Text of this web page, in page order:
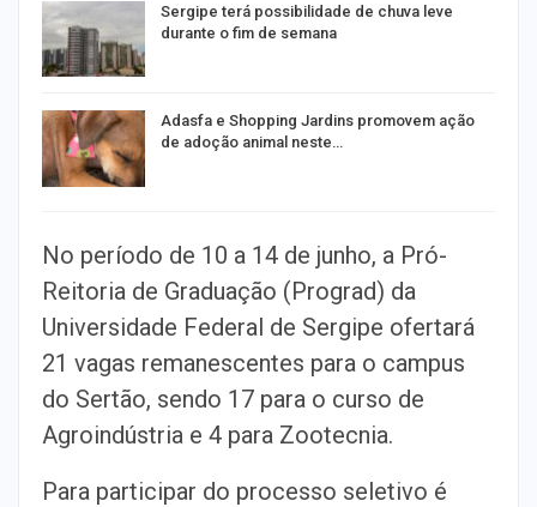
Sergipe terá possibilidade de chuva leve
durante o fim de semana
Adasfa e Shopping Jardins promovem ação
de adoção animal neste…
No período de 10 a 14 de junho, a Pró-
Reitoria de Graduação (Prograd) da
Universidade Federal de Sergipe ofertará
21 vagas remanescentes para o campus
do Sertão, sendo 17 para o curso de
Agroindústria e 4 para Zootecnia.
Para participar do processo seletivo é